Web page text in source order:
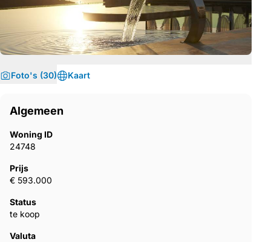
Foto's (30) Kaart
Algemeen
Woning ID
24748
Prijs
€ 593.000
Status
te koop
Valuta